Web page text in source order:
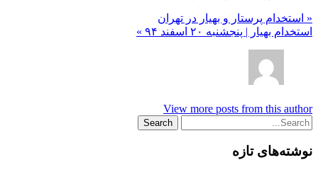
« استخدام پرستار و بهیار در تهران
استخدام بهیار | پنجشنبه ۲۰ اسفند ۹۴ »
View more posts from this author
نوشته‌های تازه